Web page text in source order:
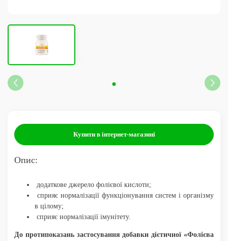
Купити в інтернет-магазині
Опис:
додаткове джерело фолієвої кислоти;
сприяє нормалізації функціонування систем і організму
в цілому;
сприяє нормалізації імунітету.
До протипоказань застосування добавки дієтичної «Фолієва